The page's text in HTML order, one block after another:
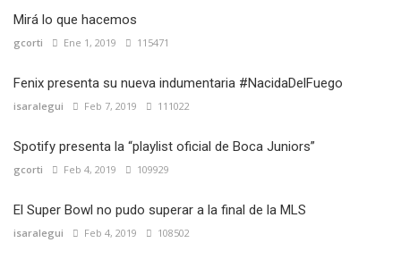
Mirá lo que hacemos
gcorti Ene 1, 2019 115471
Fenix presenta su nueva indumentaria #NacidaDelFuego
isaralegui Feb 7, 2019 111022
Spotify presenta la “playlist oficial de Boca Juniors”
gcorti Feb 4, 2019 109929
El Super Bowl no pudo superar a la final de la MLS
isaralegui Feb 4, 2019 108502